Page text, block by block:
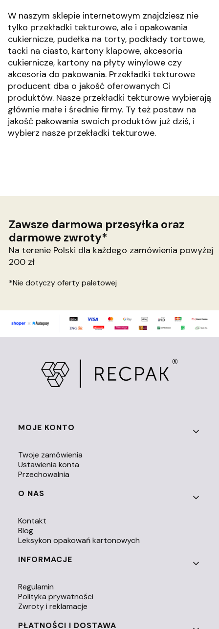
W naszym sklepie internetowym znajdziesz nie
tylko przekładki tekturowe, ale i opakowania
cukiernicze, pudełka na torty, podkłady tortowe,
tacki na ciasto, kartony klapowe, akcesoria
cukiernicze, kartony na płyty winylowe czy
akcesoria do pakowania. Przekładki tekturowe
producent dba o jakość oferowanych Ci
produktów. Nasze przekładki tekturowe wybierają
głównie małe i średnie firmy. Ty też postaw na
jakość pakowania swoich produktów już dziś, i
wybierz nasze przekładki tekturowe.
Zawsze darmowa przesyłka oraz
darmowe zwroty*
Na terenie Polski dla każdego zamówienia powyżej
200 zł
*Nie dotyczy oferty paletowej
Linki w stopce
MOJE KONTO
Twoje zamówienia
Ustawienia konta
Przechowalnia
O NAS
Kontakt
Blog
Leksykon opakowań kartonowych
INFORMACJE
Regulamin
Polityka prywatności
Zwroty i reklamacje
PŁATNOŚCI I DOSTAWA